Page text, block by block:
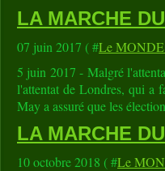
LA MARCHE
07 juin 2017 ( #Le MONDE
5 juin 2017 - Malgré
l'attentat de Londres, qui a
May a assuré que les
LA MARCHE
10 octobre 2018 ( #Le